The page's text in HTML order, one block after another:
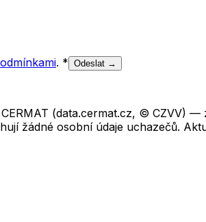
. * Odeslat →
(data.cermat.cz, © CZVV)
žádné osobní údaje uchazečů.